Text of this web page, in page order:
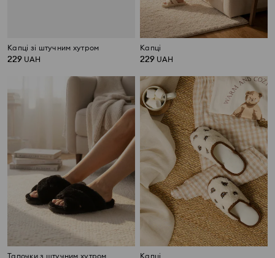
Капці зі штучним хутром
229 UAH
Капці
229 UAH
Тапочки з штучним хутром Капці